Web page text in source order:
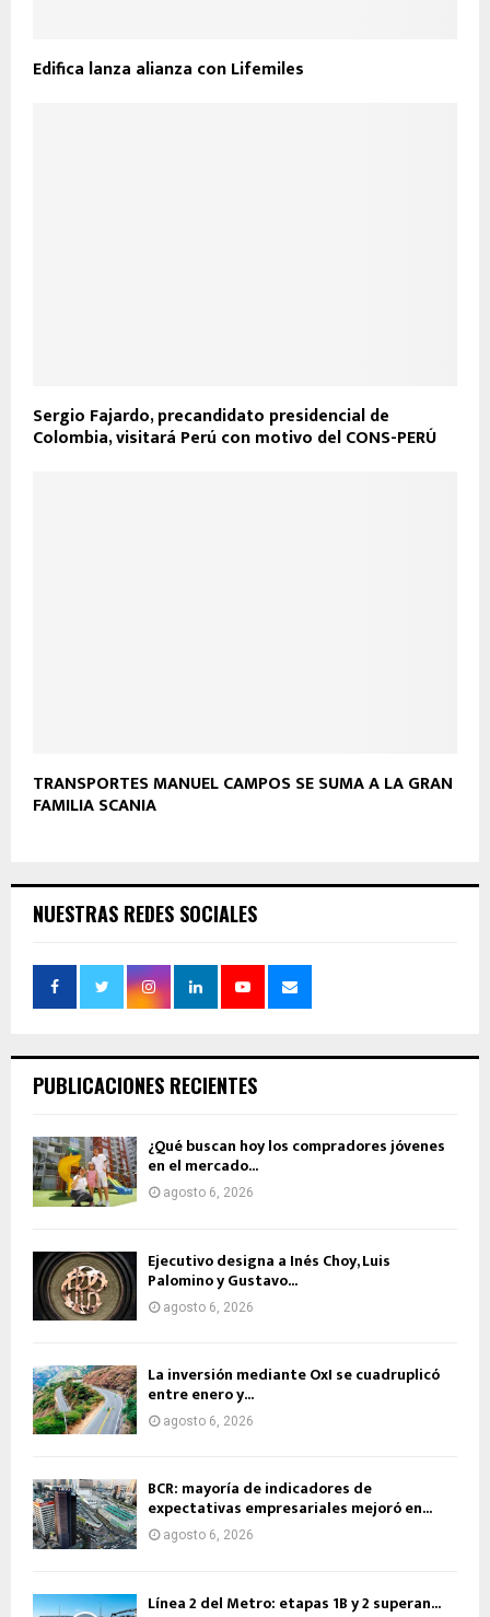
Edifica lanza alianza con Lifemiles
Sergio Fajardo, precandidato presidencial de
Colombia, visitará Perú con motivo del CONS-PERÚ
TRANSPORTES MANUEL CAMPOS SE SUMA A LA GRAN
FAMILIA SCANIA
NUESTRAS REDES SOCIALES
PUBLICACIONES RECIENTES
¿Qué buscan hoy los compradores jóvenes
en el mercado...
agosto 6, 2026
Ejecutivo designa a Inés Choy, Luis
Palomino y Gustavo...
agosto 6, 2026
La inversión mediante OxI se cuadruplicó
entre enero y...
agosto 6, 2026
BCR: mayoría de indicadores de
expectativas empresariales mejoró en...
agosto 6, 2026
Línea 2 del Metro: etapas 1B y 2 superan...